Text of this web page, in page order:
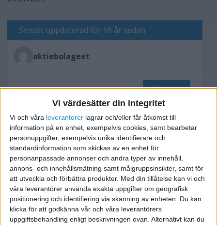
Vi värdesätter din integritet
Vi och våra leverantorer lagrar och/eller får åtkomst till
information på en enhet, exempelvis cookies, samt bearbetar
personuppgifter, exempelvis unika identifierare och
standardinformation som skickas av en enhet för
personanpassade annonser och andra typer av innehåll,
annons- och innehållsmätning samt målgruppsinsikter, samt för
att utveckla och förbättra produkter. Med din tillåtelse kan vi och
våra leverantörer använda exakta uppgifter om geografisk
positionering och identifiering via skanning av enheten. Du kan
klicka för att godkänna vår och våra leverantörers
uppgiftsbehandling enligt beskrivningen ovan. Alternativt kan du
Senast uppdaterad för 16 år sedan
aktiebolageet
Skriv svar
test
2010-02-07 10:40
Något som vet?
Tacksam för svar.